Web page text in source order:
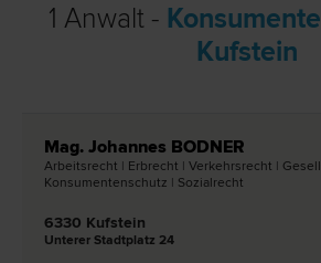
1 Anwalt -
Kufstein
Mag. Johannes BODNER
Arbeits­recht | Erb­recht | Verkehrs­recht |
Konsumentenschutz | Sozial­recht
6330 Kufstein
Unterer Stadtplatz 24